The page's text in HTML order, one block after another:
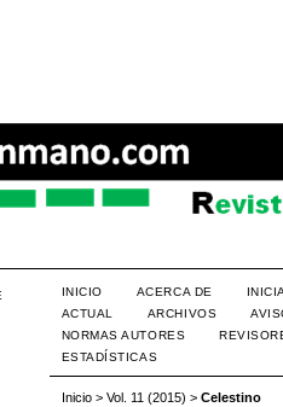
INICIO ACERCA DE
ACTUAL
ARCHIVOS
NORMAS AUTORES
ESTADÍSTICAS
Inicio> Vol. 11 (2015) > Celestino